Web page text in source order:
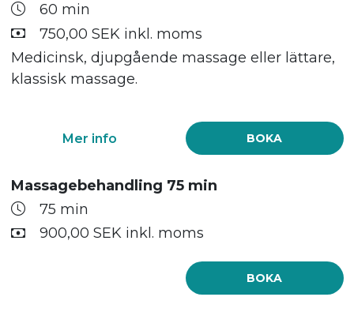
60 min
750,00 SEK inkl. moms
Medicinsk, djupgående massage eller lättare,
klassisk massage.
BOKA
Mer info
Massagebehandling 75 min
75 min
900,00 SEK inkl. moms
BOKA